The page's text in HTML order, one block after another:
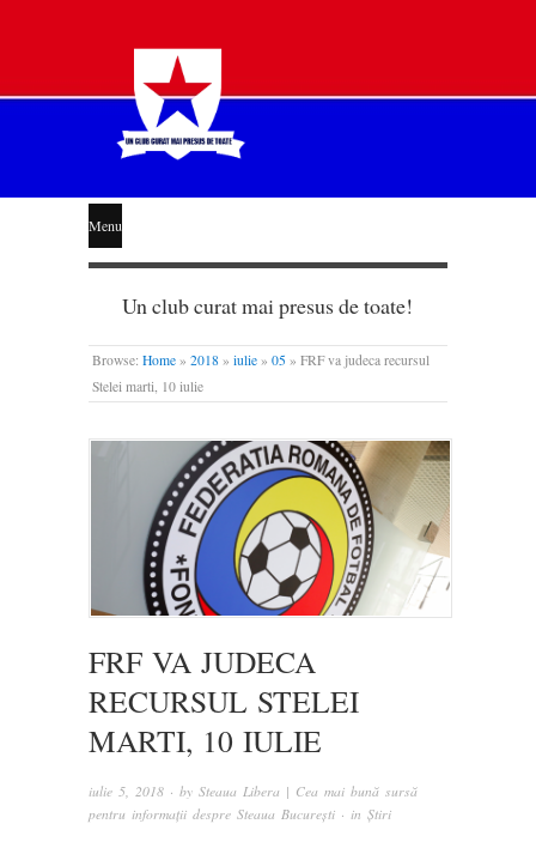
STEAUA
LIBERĂ
Menu
Un club curat mai presus de toate!
Browse: Home » 2018 » iulie » 05 » FRF va judeca recursul
Stelei marti, 10 iulie
FRF VA JUDECA
RECURSUL STELEI
MARTI, 10 IULIE
iulie 5, 2018 · by Steaua Libera | Cea mai bună sursă
pentru informații despre Steaua București · in Știri